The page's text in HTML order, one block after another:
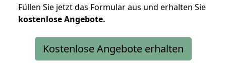
Füllen Sie jetzt das Formular aus und erhalten Sie
kostenloseAngebote.
Kostenlose Angebote erhalten